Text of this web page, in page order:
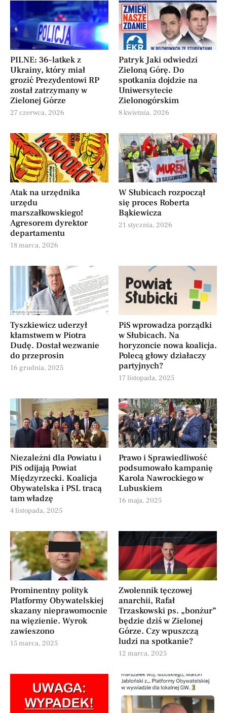
PILNE: 36-latkek z
Ukrainy, który miał
grozić Prezydentowi RP
został zatrzymany w
Zielonej Górze
27 czerwca, 2026
Patryk Jaki odwiedzi
Zieloną Górę. Do
spotkania dojdzie na
Uniwersytecie
Zielonogórskim
8 kwietnia, 2026
Atak na urzędnika
urzędu
marszałkowskiego!
Agresorem dyrektor
departamentu
18 marca, 2026
W Słubicach rozpoczął
się proces Roberta
Bąkiewicza
21 stycznia, 2026
Tyszkiewicz uderzył
kłamstwem w Piotra
Dudę. Dostał wezwanie
do przeprosin
16 grudnia, 2025
PiS wprowadza porządki
w Słubicach. Na
horyzoncie nowa koalicja.
Polecą głowy działaczy
partyjnych?
17 listopada, 2025
Niezależni dla Powiatu i
PiS odijają Powiat
Międzyrzecki. Koalicja
Obywatelska i PSL tracą
tam władzę
4 listopada, 2025
Prawo i Sprawiedliwość
podsumowało kampanię
Karola Nawrockiego w
Lubuskiem
16 maja, 2025
Prominentny polityk
Platformy Obywatelskiej
skazany nieprawomocnie
na więzienie. Wyrok
zawieszono
15 marca, 2025
Zwolennik tęczowej
anarchii, Rafał
Trzaskowski ps. „bonżur”
będzie dziś w Zielonej
Górze. Czy wpuszczą
ludzi na spotkanie?
12 marca, 2025